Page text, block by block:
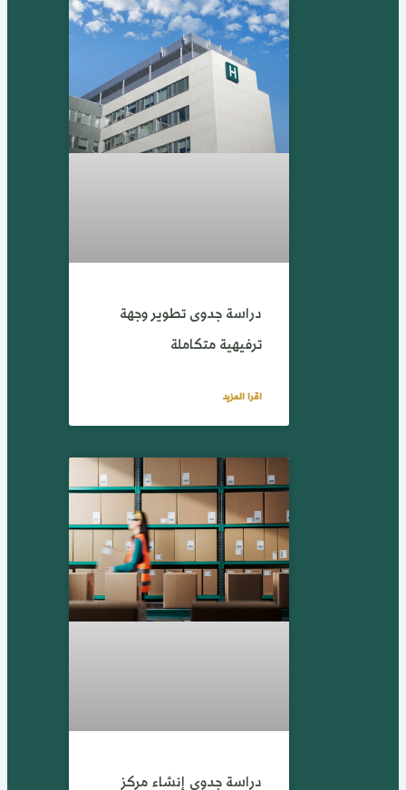
دراسة جدوى تطوير وجهة
ترفيهية متكاملة
اقرا المزيد
دراسة جدوى إنشاء مركز